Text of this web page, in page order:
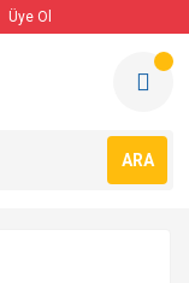
Üye Ol
ARA